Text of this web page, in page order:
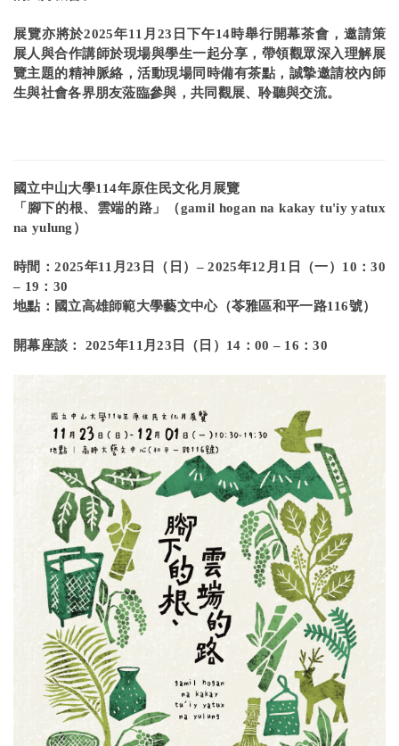
展覽亦將於2025年11月23日下午14時舉行開幕茶會，邀請策
展人與合作講師於現場與學生一起分享，帶領觀眾深入理解展
覽主題的精神脈絡，活動現場同時備有茶點，誠摯邀請校內師
生與社會各界朋友蒞臨參與，共同觀展、聆聽與交流。
國立中山大學114年原住民文化月展覽
「腳下的根、雲端的路」（gamil hogan na kakay tu'iy yatux
na yulung）
時間：2025年11月23日（日）– 2025年12月1日（一）10：30
– 19：30
地點：國立高雄師範大學藝文中心（苓雅區和平一路116號）
開幕座談： 2025年11月23日（日）14：00 – 16：30